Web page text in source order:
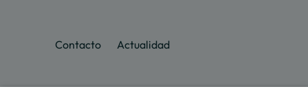
Contacto Actualidad